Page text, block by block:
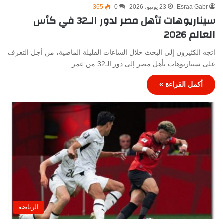
Esraa Gabr 23 يونيو، 2026 0
365
سيناريوهات تأهل مصر لدور الـ32 في كأس
العالم 2026
اتجه الكثيرون إلى البحث خلال الساعات القليلة الماضية، من أجل التعرف
على سيناريوهات تأهل مصر إلى دور الـ32 من عمر…
أكمل القراءة »
الرياضة